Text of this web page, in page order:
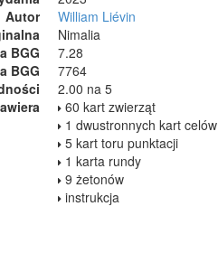
Autor
William Liévin
Nimalia
BGG
7.28
BGG
7764
2.00 na 5
60 kart zwierząt
1 dwustronnych kart celów
5 kart toru punktacji
1 karta rundy
9 żetonów
instrukcja